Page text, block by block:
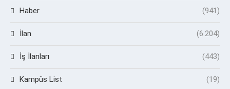
Haber (941)
İlan (6.204)
İş İlanları (443)
Kampüs List (19)